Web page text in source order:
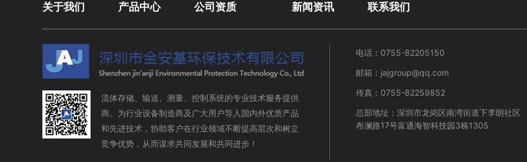
关于我们 产品中心 公司资质 新闻资讯 联系我们
流体存储、输送、测量、控制系统的专业技术服务提供
商。为行业设备制造商及广大用户导入国内外优质产品
和先进技术，协助客户在行业领域不断提高层次和树立
竞争优势，从而谋求共同发展和共同进步！
电话：0755-82205150
邮箱：jajgroup@qq.com
传真：0755-82259852
总部地址：深圳市龙岗区南湾街道下李朗社区
布澜路17号富通海智科技园3栋1305